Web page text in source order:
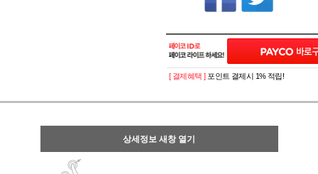
[ 결제혜택 ] 포인트 결제시 1% 적립!
상세정보 새창 열기